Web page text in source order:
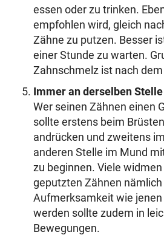
essen oder zu trinken.
empfohlen wird, gleich
Zähne zu putzen. Besser
einer Stunde zu warten.
Zahnschmelz ist nach
Immer an derselben
Wer seinen Zähnen einen
sollte erstens beim
andrücken und zweitens
anderen Stelle im Mund
zu beginnen. Viele
geputzten Zähnen nämlich
Aufmerksamkeit wie
werden sollte zudem in
Bewegungen.